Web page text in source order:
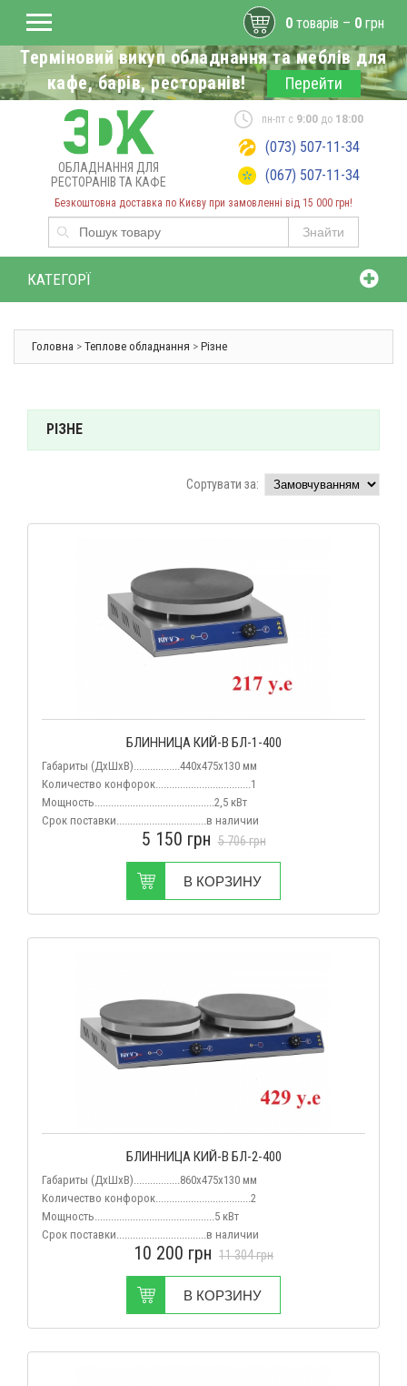
Терміновий викуп обладнання та меблів для
кафе, барів, ресторанів!
Перейти
ОБЛАДНАННЯ ДЛЯ
РЕСТОРАНІВ ТА КАФЕ
Безкоштовна доставка по Києву при замовленні від 15 000 грн!
Знайти
пн-пт с 9:00до 18:00
(073) 507-11-34
(067) 507-11-34
0 товарів – 0 грн
КАТЕГОРЇ
Головна > Теплове обладнання > Різне
РІЗНЕ
Сортувати за:
БЛИННИЦА КИЙ-В БЛ-1-400
Габариты (ДхШхВ).................440х475х130 мм
Количество конфорок...................................1
Мощность............................................2,5 кВт
Срок поставки.................................в наличии
5 150 грн 5 706грн
В КОРЗИНУ
БЛИННИЦА КИЙ-В БЛ-2-400
Габариты (ДхШхВ).................860х475х130 мм
Количество конфорок...................................2
Мощность............................................5 кВт
Срок поставки.................................в наличии
10 200 грн 11 304грн
В КОРЗИНУ